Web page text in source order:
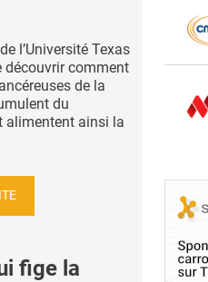
l’Université Texas
découvrir comment
de la
du
alimentent ainsi la
fige la